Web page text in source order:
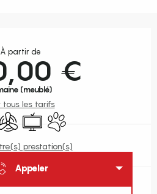
À partir de
€
(meublé)
tous les tarifs
Air conditionné
TélévisionAnimaux acceptés
prestation(s)
Appeler